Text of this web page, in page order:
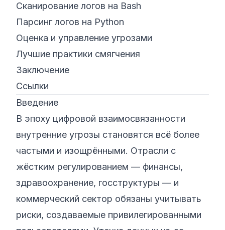
Сканирование логов на Bash
Парсинг логов на Python
Оценка и управление угрозами
Лучшие практики смягчения
Заключение
Ссылки
Введение
В эпоху цифровой взаимосвязанности
внутренние угрозы становятся всё более
частыми и изощрёнными. Отрасли с
жёстким регулированием — финансы,
здравоохранение, госструктуры — и
коммерческий сектор обязаны учитывать
риски, создаваемые привилегированными